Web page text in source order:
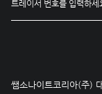
쌤소나이트코리아(주)